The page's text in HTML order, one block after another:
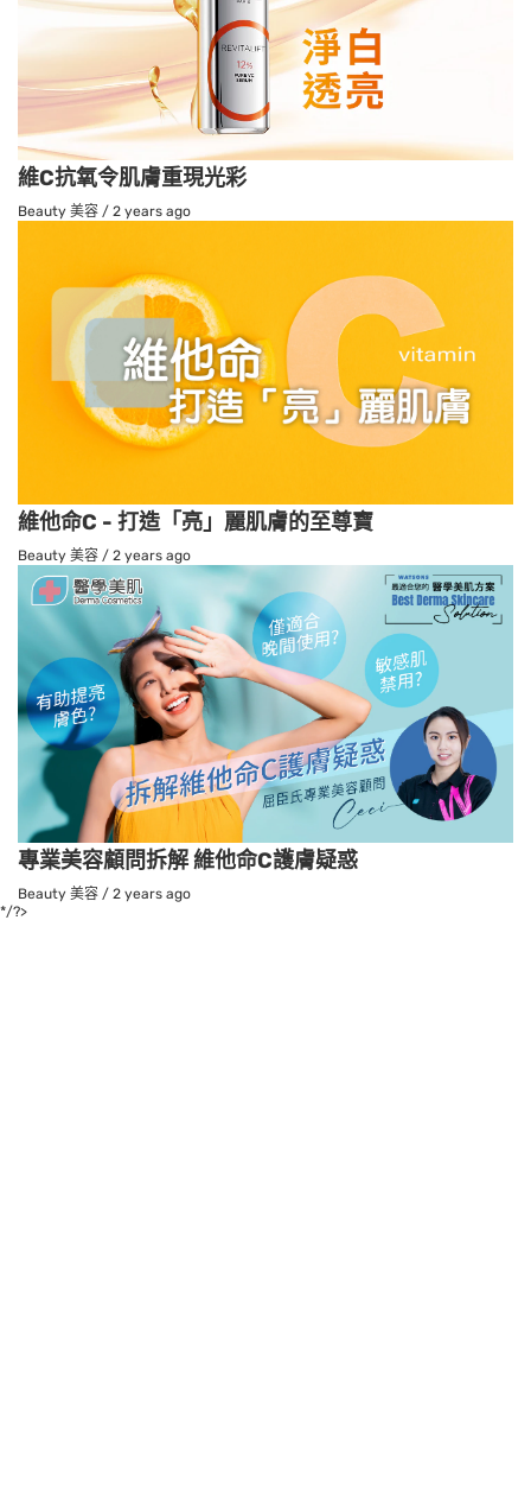
維C抗氧令肌膚重現光彩
Beauty 美容 / 2 years ago
維他命C - 打造「亮」麗肌膚的至尊寶
Beauty 美容 / 2 years ago
專業美容顧問拆解 維他命C護膚疑惑
Beauty 美容 / 2 years ago
*/?>